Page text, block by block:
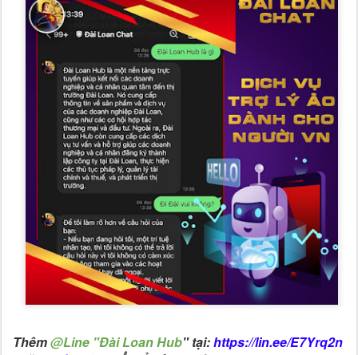
Thêm@Line "Đài Loan Hub" tại:https://lin.ee/E7Yrq2n